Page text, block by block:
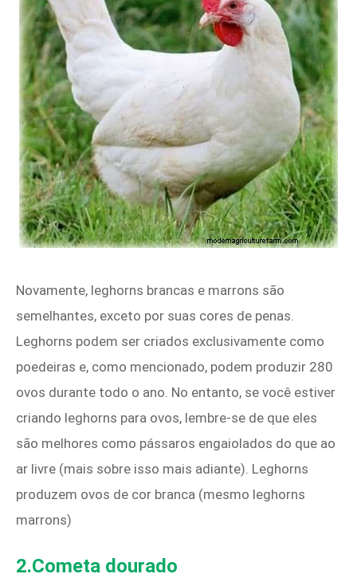
Novamente, leghorns brancas e marrons são
semelhantes, exceto por suas cores de penas.
Leghorns podem ser criados exclusivamente como
poedeiras e, como mencionado, podem produzir 280
ovos durante todo o ano. No entanto, se você estiver
criando leghorns para ovos, lembre-se de que eles
são melhores como pássaros engaiolados do que ao
ar livre (mais sobre isso mais adiante). Leghorns
produzem ovos de cor branca (mesmo leghorns
marrons)
2.Cometa dourado